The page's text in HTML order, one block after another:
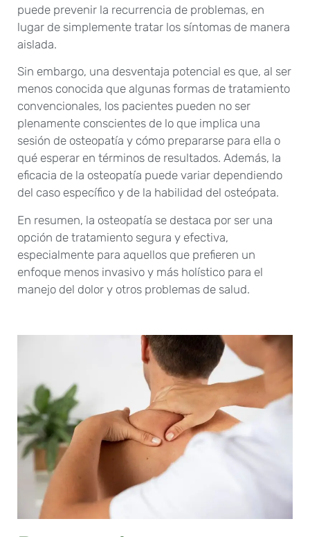
puede prevenir la recurrencia de problemas, en
lugar de simplemente tratar los síntomas de manera
aislada.
Sin embargo, una desventaja potencial es que, al ser
menos conocida que algunas formas de tratamiento
convencionales, los pacientes pueden no ser
plenamente conscientes de lo que implica una
sesión de osteopatía y cómo prepararse para ella o
qué esperar en términos de resultados. Además, la
eficacia de la osteopatía puede variar dependiendo
del caso específico y de la habilidad del osteópata.
En resumen, la osteopatía se destaca por ser una
opción de tratamiento segura y efectiva,
especialmente para aquellos que prefieren un
enfoque menos invasivo y más holístico para el
manejo del dolor y otros problemas de salud.